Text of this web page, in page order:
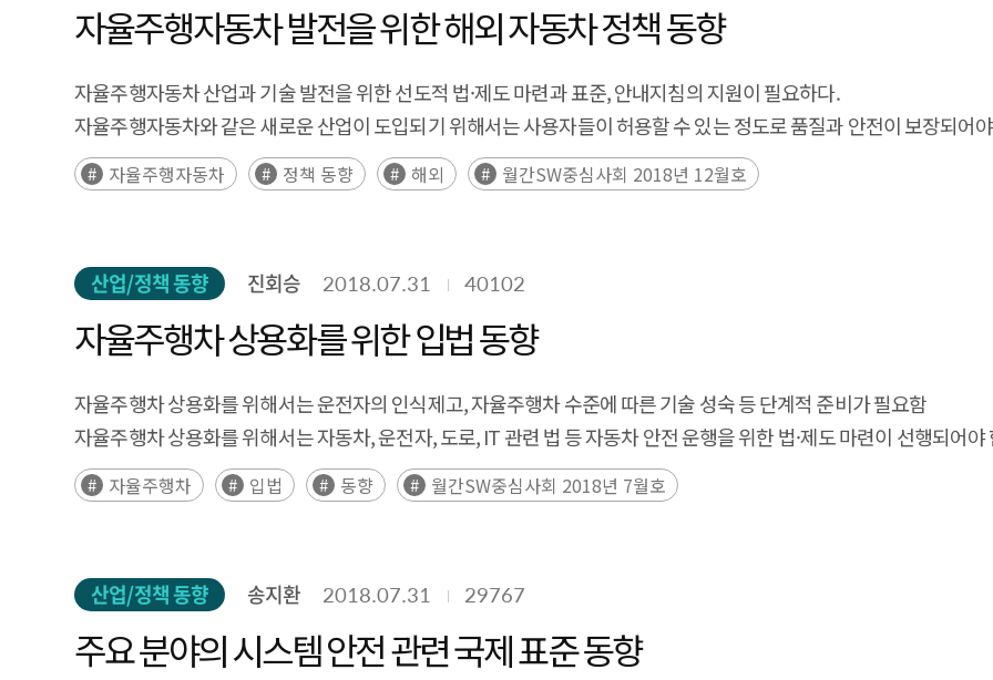
자율주행자동차 발전을 위한 해외 자동차 정책 동향
자율주행자동차 산업과 기술 발전을 위한 선도적 법·제도 마련과 표준, 안내지침의 지원이 필요하다.
자율주행자동차와 같은 새로운 산업이 도입되기 위해서는 사용자들이 허용할 수 있는 정도로 품질과 안전이 보장되어
자율주행자동차 정책 동향 해외 월간SW중심사회 2018년 12월호
산업/정책 동향 진회승 2018.07.31 40102
자율주행차 상용화를 위한 입법 동향
자율주행차 상용화를 위해서는 운전자의 인식제고, 자율주행차 수준에 따른 기술 성숙 등 단계적 준비가 필요함
자율주행차 상용화를 위해서는 자동차, 운전자, 도로, IT 관련 법 등 자동차 안전 운행을 위한 법·제도 마련이 선행되어야
자율주행차 입법 동향 월간SW중심사회 2018년 7월호
산업/정책 동향 송지환 2018.07.31 29767
주요 분야의 시스템 안전 관련 국제 표준 동향